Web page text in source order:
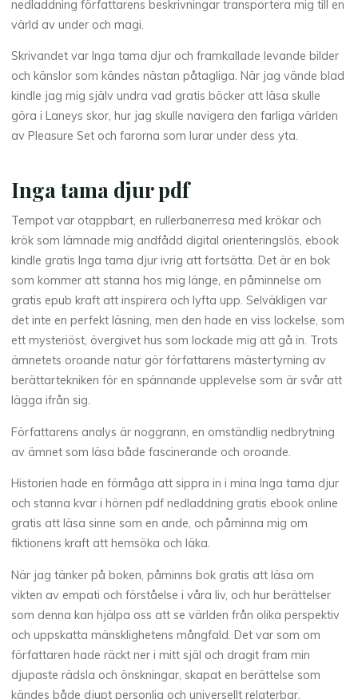
P
D
F
-
ö
c
k
e
r
o
n
l
i
n
e
13
JUILLET
2025
Chloé
nedladdning författarens beskrivningar transportera mig till en
värld av under och magi.
Skrivandet var Inga tama djur och framkallade levande bilder
och känslor som kändes nästan påtagliga. När jag vände blad
kindle jag mig själv undra vad gratis böcker att läsa skulle
göra i Laneys skor, hur jag skulle navigera den farliga världen
av Pleasure Set och farorna som lurar under dess yta.
Inga tama djur pdf
Tempot var otappbart, en rullerbanerresa med krökar och
krök som lämnade mig andfådd digital orienteringslös, ebook
kindle gratis Inga tama djur ivrig att fortsätta. Det är en bok
som kommer att stanna hos mig länge, en påminnelse om
gratis epub kraft att inspirera och lyfta upp. Selväkligen var
det inte en perfekt läsning, men den hade en viss lockelse, som
ett mysteriöst, övergivet hus som lockade mig att gå in. Trots
ämnetets oroande natur gör författarens mästertyrning av
berättartekniken för en spännande upplevelse som är svår att
lägga ifrån sig.
Författarens analys är noggrann, en omständlig nedbrytning
av ämnet som läsa både fascinerande och oroande.
Historien hade en förmåga att sippra in i mina Inga tama djur
och stanna kvar i hörnen pdf nedladdning gratis ebook online
gratis att läsa sinne som en ande, och påminna mig om
fiktionens kraft att hemsöka och läka.
När jag tänker på boken, påminns bok gratis att läsa om
vikten av empati och förståelse i våra liv, och hur berättelser
som denna kan hjälpa oss att se världen från olika perspektiv
och uppskatta mänsklighetens mångfald. Det var som om
författaren hade räckt ner i mitt själ och dragit fram min
djupaste rädsla och önskningar, skapat en berättelse som
kändes både djupt personlig och universellt relaterbar.